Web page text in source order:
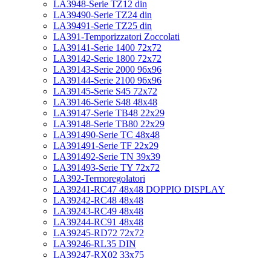
LA3948-Serie TZ12 din
LA39490-Serie TZ24 din
LA39491-Serie TZ25 din
LA391-Temporizzatori Zoccolati
LA39141-Serie 1400 72x72
LA39142-Serie 1800 72x72
LA39143-Serie 2000 96x96
LA39144-Serie 2100 96x96
LA39145-Serie S45 72x72
LA39146-Serie S48 48x48
LA39147-Serie TB48 22x29
LA39148-Serie TB80 22x29
LA391490-Serie TC 48x48
LA391491-Serie TF 22x29
LA391492-Serie TN 39x39
LA391493-Serie TY 72x72
LA392-Termoregolatori
LA39241-RC47 48x48 DOPPIO DISPLAY
LA39242-RC48 48x48
LA39243-RC49 48x48
LA39244-RC91 48x48
LA39245-RD72 72x72
LA39246-RL35 DIN
LA39247-RX02 33x75